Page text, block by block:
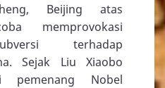
Beijing atas
memprovokasi
terhadap
Sejak Liu Xiaobo
pemenang Nobel